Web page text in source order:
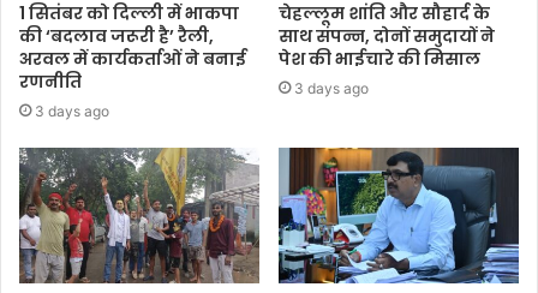
1 सितंबर को दिल्ली में भाकपा
की ‘बदलाव जरूरी है’ रैली,
अरवल में कार्यकर्ताओं ने बनाई
रणनीति
3 days ago
चेहल्लूम शांति और सौहार्द के
साथ संपन्न, दोनों समुदायों ने
पेश की भाईचारे की मिसाल
3 days ago